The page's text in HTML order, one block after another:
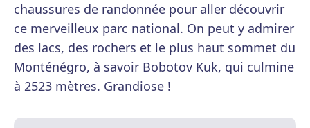
chaussures de randonnée pour aller découvrir
ce merveilleux parc national. On peut y admirer
des lacs, des rochers et le plus haut sommet du
Monténégro, à savoir Bobotov Kuk, qui culmine
à 2523 mètres. Grandiose !